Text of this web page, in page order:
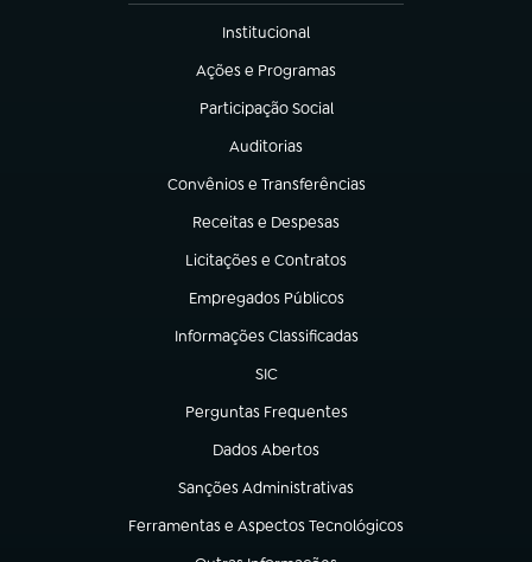
Institucional
(abre em nova aba)
Ações e Programas
(abre em nova aba)
Participação Social
(abre em nova aba)
Auditorias
(abre em nova aba)
Convênios e Transferências
(abre em nova aba)
Receitas e Despesas
(abre em nova aba)
Licitações e Contratos
(abre em nova aba)
Empregados Públicos
(abre em nova aba)
Informações Classificadas
(abre em nova aba)
SIC
(abre em nova aba)
Perguntas Frequentes
(abre em nova aba)
Dados Abertos
(abre em nova aba)
Sanções Administrativas
(abre em nova aba)
Ferramentas e Aspectos Tecnológicos
(abre em nova aba)